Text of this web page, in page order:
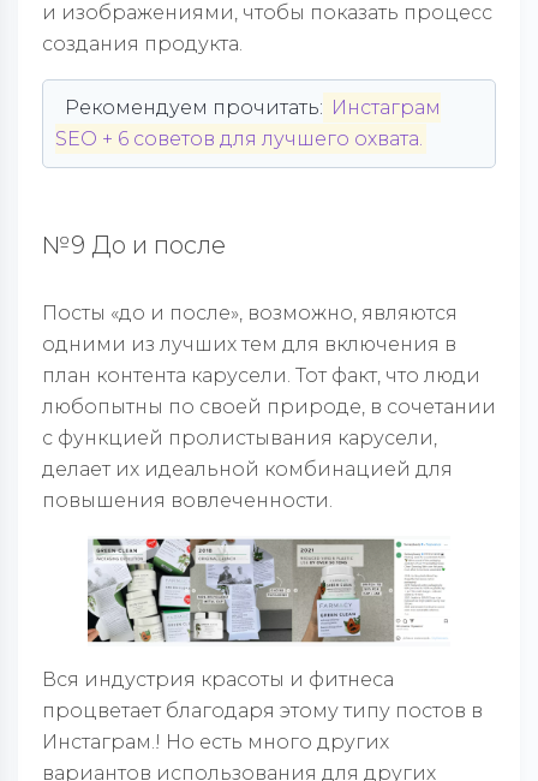
и изображениями, чтобы показать процесс
создания продукта.
Рекомендуем прочитать: Инстаграм
SEO + 6 советов для лучшего охвата.
№9 До и после
Посты «до и после», возможно, являются
одними из лучших тем для включения в
план контента карусели. Тот факт, что люди
любопытны по своей природе, в сочетании
с функцией пролистывания карусели,
делает их идеальной комбинацией для
повышения вовлеченности.
Вся индустрия красоты и фитнеса
процветает благодаря этому типу постов в
Инстаграм.! Но есть много других
вариантов использования для других